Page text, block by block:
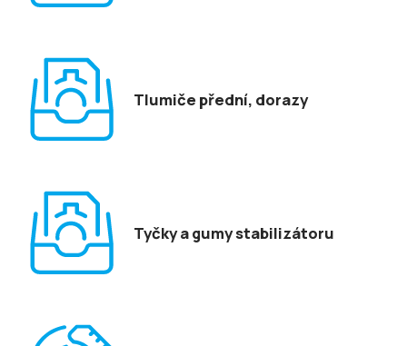
Tlumiče přední, dorazy
Tyčky a gumy stabilizátoru